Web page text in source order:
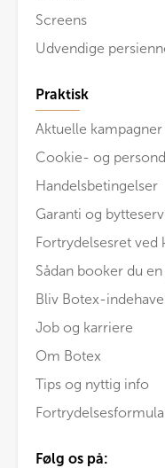
Screens
Udvendige
Praktisk
Aktuelle
Cookie- og
Handelsbetingelser
Garanti og
Fortrydelsesret ved
Sådan booker du
Bliv Botex-
Job og karriere
Om Botex
Tips og nyttig info
Følg os på: